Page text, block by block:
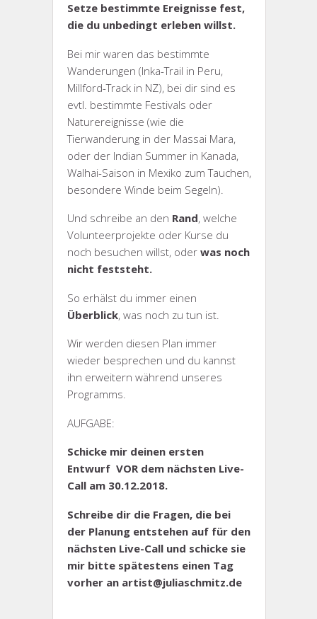
Setze bestimmte Ereignisse fest,
die du unbedingt erleben willst.
Bei mir waren das bestimmte
Wanderungen (Inka-Trail in Peru,
Millford-Track in NZ), bei dir sind es
evtl. bestimmte Festivals oder
Naturereignisse (wie die
Tierwanderung in der Massai Mara,
oder der Indian Summer in Kanada,
Walhai-Saison in Mexiko zum Tauchen,
besondere Winde beim Segeln).
Und schreibe an den Rand, welche
Volunteerprojekte oder Kurse du
noch besuchen willst, oder was noch
nicht feststeht.
So erhälst du immer einen
Überblick, was noch zu tun ist.
Wir werden diesen Plan immer
wieder besprechen und du kannst
ihn erweitern während unseres
Programms.
AUFGABE:
Schicke mir deinen ersten
Entwurf VOR dem nächsten Live-
Call am 30.12.2018.
Schreibe dir die Fragen, die bei
der Planung entstehen auf für den
nächsten Live-Call und schicke sie
mir bitte spätestens einen Tag
vorher an artist@juliaschmitz.de